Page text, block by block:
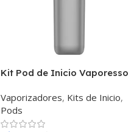
Kit Pod de Inicio Vaporesso
Vaporizadores, Kits de Inicio,
Pods